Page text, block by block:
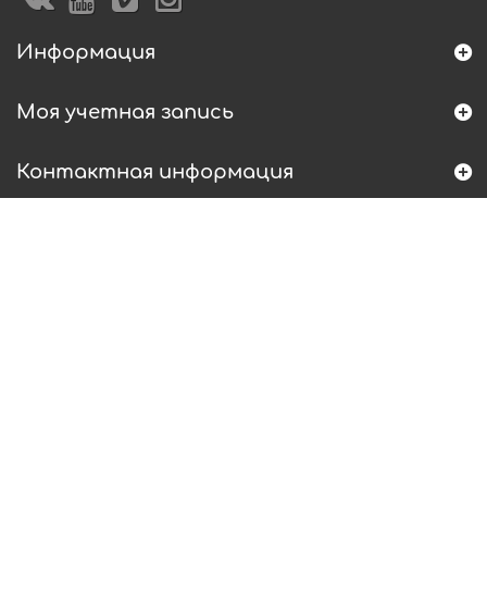
Информация
Моя учетная запись
Контактная информация